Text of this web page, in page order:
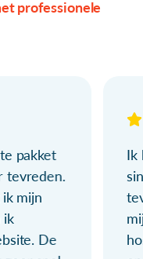
professionele
pakket
tevreden.
mijn
ik
De
Ik